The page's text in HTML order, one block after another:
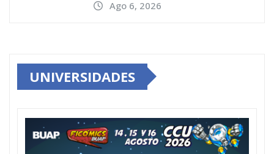
Ago 6, 2026
UNIVERSIDADES